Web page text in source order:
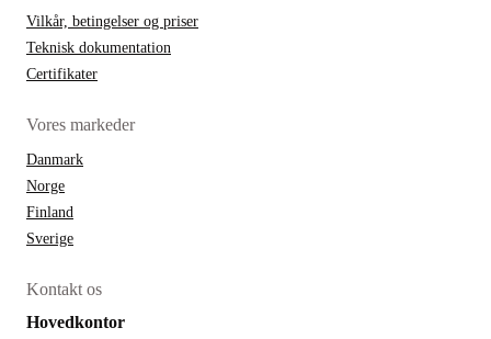
Vilkår, betingelser og priser
Teknisk dokumentation
Certifikater
Vores markeder
Danmark
Norge
Finland
Sverige
Kontakt os
Hovedkontor